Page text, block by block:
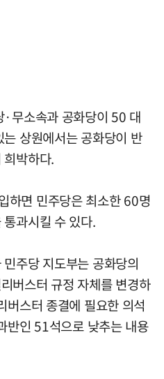
무소속과 공화당이 50 대
상원에서는 공화당이 반
박하다.
하면 민주당은 최소한 60명
과시킬 수 있다.
주당 지도부는 공화당의
버스터 규정 자체를 변경하
버스터 종결에 필요한 의석
반인 51석으로 낮추는 내용